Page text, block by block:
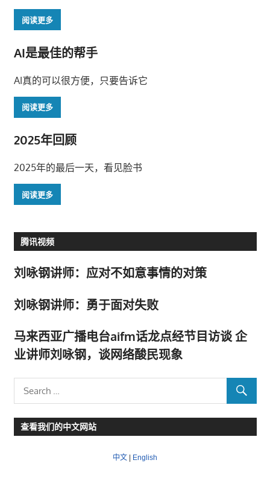
阅读更多
AI是最佳的帮手
AI真的可以很方便，只要告诉它
阅读更多
2025年回顾
2025年的最后一天，看见脸书
阅读更多
腾讯视频
刘咏钢讲师：应对不如意事情的对策
刘咏钢讲师：勇于面对失败
马来西亚广播电台aifm话龙点经节目访谈 企
业讲师刘咏钢，谈网络酸民现象
查看我们的中文网站
中文 English